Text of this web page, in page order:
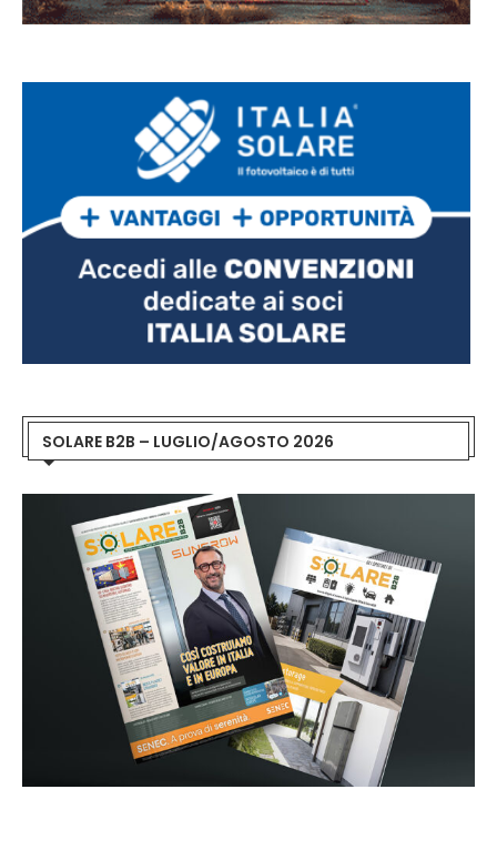
SOLARE B2B – LUGLIO/AGOSTO 2026